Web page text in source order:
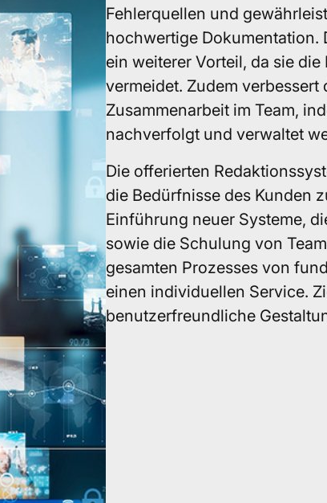
Fehlerquellen und
hochwertige Dokumentation.
ein weiterer Vorteil, da sie
vermeidet. Zudem
Zusammenarbeit im Team,
nachverfolgt und verwaltet
Die offerierten
die Bedürfnisse des Kunden
Einführung neuer Systeme,
sowie die Schulung von
gesamten Prozesses von
einen individuellen Service.
benutzerfreundliche